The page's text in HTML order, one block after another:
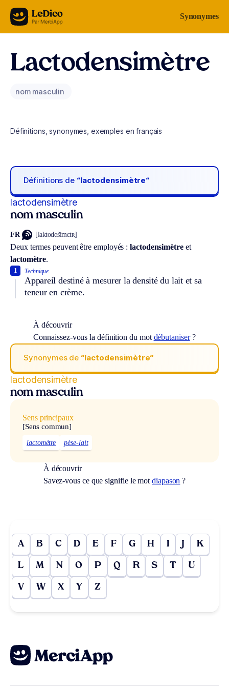
Aller au contenu Synonymes
Lactodensimètre
nom masculin
Définitions, synonymes, exemples en français
Définitions de “lactodensimètre“
lactodensimètre
nom masculin
FR [laktodɑ̃simɛtʀ]
Deux termes peuvent être employés :lactodensimètre et
lactomètre.
Technique.
Appareil destiné à mesurer la densité du lait et sa
teneur en crème.
1
À découvrir
Connaissez-vous la définition du mot débutaniser?
Synonymes de “lactodensimètre“
lactodensimètre
nom masculin
Sens principaux
[Sens commun]
lactomètre pèse-lait
À découvrir
Savez-vous ce que signifie le motdiapason ?
A B C D E F G H I J K
L M N O P Q R S T U
V W X Y Z